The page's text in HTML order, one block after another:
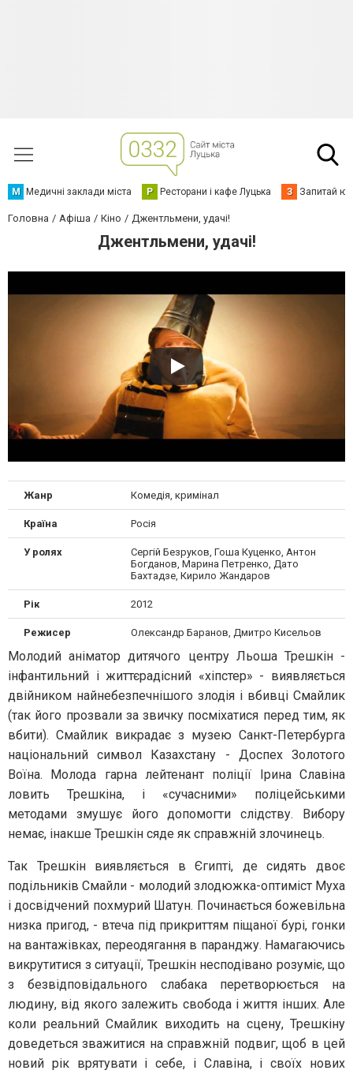
М Медичні заклади міста Р Ресторани і кафе Луцька З Запитай
Головна Афіша Кіно Джентльмени, удачі!
Джентльмени, удачі!
Жанр Комедія, кримінал
Країна Росія
У ролях
Сергій Безруков, Гоша Куценко, Антон
Богданов, Марина Петренко, Дато
Бахтадзе, Кирило Жандаров
Рік 2012
Режисер Олександр Баранов, Дмитро Кисельов
Молодий аніматор дитячого центру Льоша Трешкін -
інфантильний і життєрадісний «хіпстер» - виявляється
двійником найнебезпечнішого злодія і вбивці Смайлик
(так його прозвали за звичку посміхатися перед тим, як
вбити). Смайлик викрадає з музею Санкт-Петербурга
національний символ Казахстану - Доспех Золотого
Воїна. Молода гарна лейтенант поліції Ірина Славіна
ловить Трешкіна, і «сучасними» поліцейськими
методами змушує його допомогти слідству. Вибору
немає, інакше Трешкін сяде як справжній злочинець.
Так Трешкін виявляється в Єгипті, де сидять двоє
подільників Смайли - молодий злодюжка-оптиміст Муха
і досвідчений похмурий Шатун. Починається божевільна
низка пригод, - втеча під прикриттям піщаної бурі, гонки
на вантажівках, переодягання в паранджу. Намагаючись
викрутитися з ситуації, Трешкін несподівано розуміє, що
з безвідповідального слабака перетворюється на
людину, від якого залежить свобода і життя інших. Але
коли реальний Смайлик виходить на сцену, Трешкіну
доведеться зважитися на справжній подвиг, щоб в цей
новий рік врятувати і себе, і Славіна, і своїх нових